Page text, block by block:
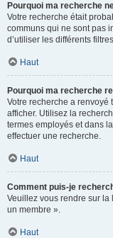
Pourquoi ma recherche
Votre recherche était
communs qui ne sont pas
d’utiliser les différents
Haut
Pourquoi ma recherche
Votre recherche a renvoyé
afficher. Utilisez la
termes employés et dans
effectuer une recherche.
Haut
Comment puis-je
Veuillez vous rendre sur
un membre ».
Haut